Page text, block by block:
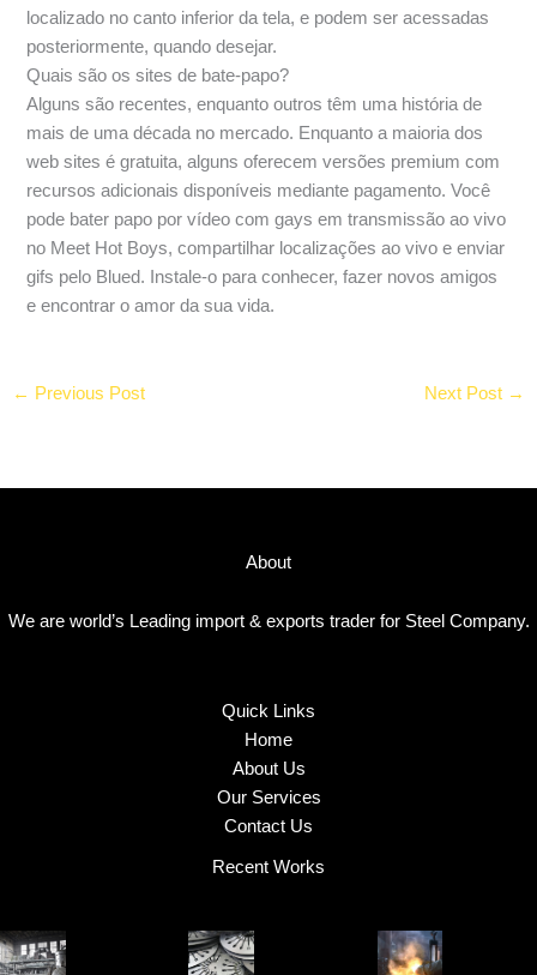
localizado no canto inferior da tela, e podem ser acessadas
posteriormente, quando desejar.
Quais são os sites de bate-papo?
Alguns são recentes, enquanto outros têm uma história de
mais de uma década no mercado. Enquanto a maioria dos
web sites é gratuita, alguns oferecem versões premium com
recursos adicionais disponíveis mediante pagamento. Você
pode bater papo por vídeo com gays em transmissão ao vivo
no Meet Hot Boys, compartilhar localizações ao vivo e enviar
gifs pelo Blued. Instale-o para conhecer, fazer novos amigos
e encontrar o amor da sua vida.
← Previous Post Next Post →
About
We are world’s Leading import & exports trader for Steel Company.
Quick Links
Home
About Us
Our Services
Contact Us
Recent Works